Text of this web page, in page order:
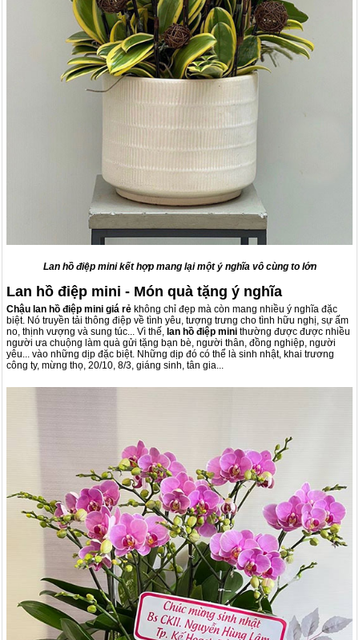
Lan hồ điệp mini kết hợp mang lại một ý nghĩa vô cùng to lớn
Lan hồ điệp mini - Món quà tặng ý nghĩa
Chậu lan hồ điệp mini giá rẻ không chỉ đẹp mà còn mang nhiều ý nghĩa đặc
biệt. Nó truyền tải thông điệp về tình yêu, tượng trưng cho tình hữu nghị, sự ấm
no, thịnh vượng và sung túc... Vì thế, lan hồ điệp mini thường được được nhiều
người ưa chuộng làm quà gửi tặng bạn bè, người thân, đồng nghiệp, người
yêu... vào những dịp đặc biệt. Những dịp đó có thể là sinh nhật, khai trương
công ty, mừng thọ, 20/10, 8/3, giáng sinh, tân gia...